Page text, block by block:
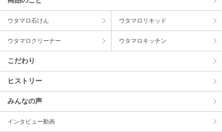
ウタマロ⽯けん ウタマロリキッド
ウタマロクリーナー ウタマロキッチン
こだわり
ヒストリー
みんなの声
インタビュー動画